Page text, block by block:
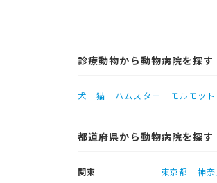
診療動物から動物病院を探す
犬 猫 ハムスター モルモット
都道府県から動物病院を探す
関東 東京都 神